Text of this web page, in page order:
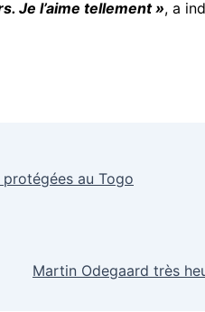
Je l’aime tellement », a
au Togo
Martin Odegaard très